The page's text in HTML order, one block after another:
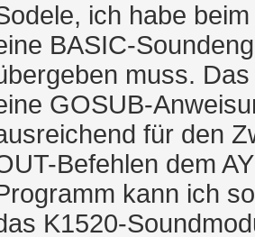
ich habe
BASIC-
muss.
GOSUB-
für den
Befehlen dem
kann ich
K1520-